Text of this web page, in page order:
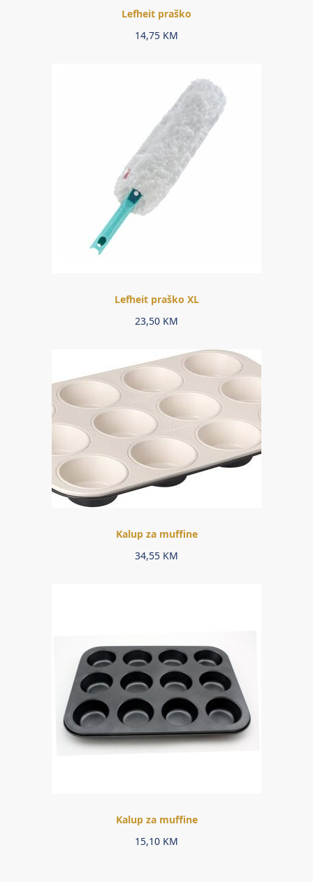
Lefheit praško
14,75 KM
Lefheit praško XL
23,50 KM
Kalup za muffine
34,55 KM
Kalup za muffine
15,10 KM